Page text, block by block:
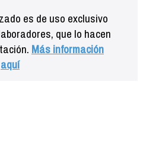
es de uso exclusivo
que lo hacen
Más información
aquí